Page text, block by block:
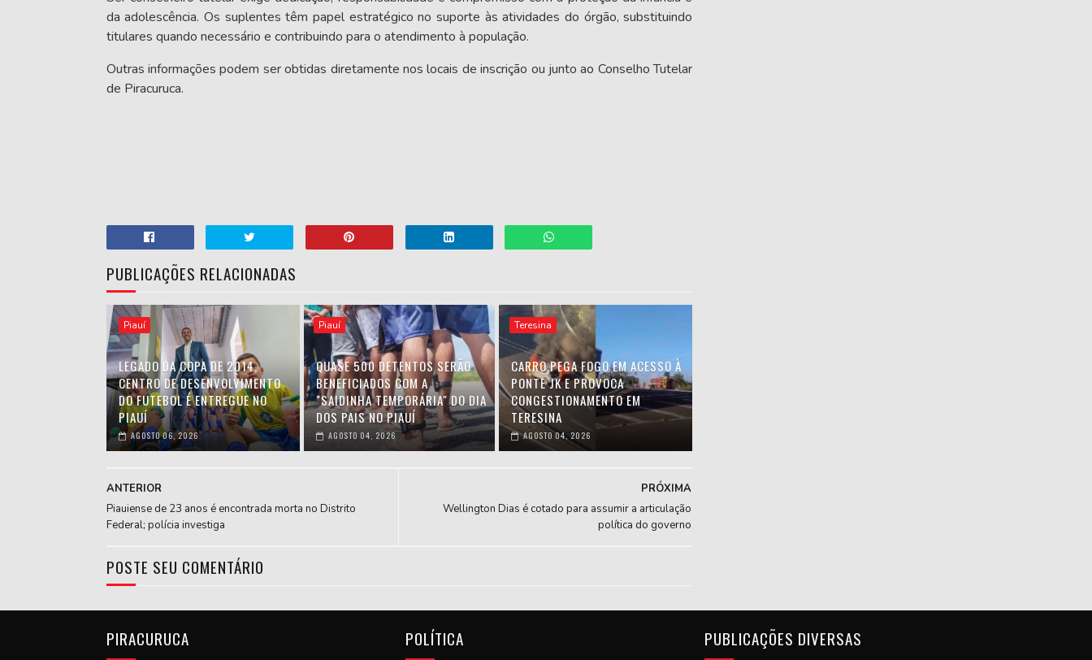
da adolescência. Os suplentes têm papel estratégico no suporte às atividades do órgão, substituindo
titulares quando necessário e contribuindo para o atendimento à população.
Outras informações podem ser obtidas diretamente nos locais de inscrição ou junto ao Conselho Tutelar
de Piracuruca.
PUBLICAÇÕES RELACIONADAS
Piauí
LEGADO DA COPA DE 2014,
CENTRO DE DESENVOLVIMENTO
DO FUTEBOL É ENTREGUE NO
PIAUÍ
AGOSTO 06, 2026
Piauí
QUASE 500 DETENTOS SERÃO
BENEFICIADOS COM A
"SAIDINHA TEMPORÁRIA" DO DIA
DOS PAIS NO PIAUÍ
AGOSTO 04, 2026
Teresina
CARRO PEGA FOGO EM ACESSO À
PONTE JK E PROVOCA
CONGESTIONAMENTO EM
TERESINA
AGOSTO 04, 2026
PRÓXIMA
Wellington Dias é cotado para assumir a articulação
política do governo
ANTERIOR
Piauiense de 23 anos é encontrada morta no Distrito
Federal; polícia investiga
POSTE SEU COMENTÁRIO
PIRACURUCA POLÍTICA PUBLICAÇÕES DIVERSAS